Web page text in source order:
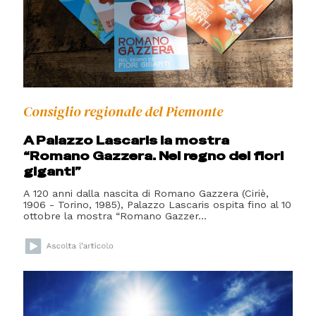
Consiglio regionale del Piemonte
A Palazzo Lascaris la mostra
“Romano Gazzera. Nel regno dei fiori
giganti”
A 120 anni dalla nascita di Romano Gazzera (Ciriè,
1906 - Torino, 1985), Palazzo Lascaris ospita fino al 10
ottobre la mostra “Romano Gazzer...